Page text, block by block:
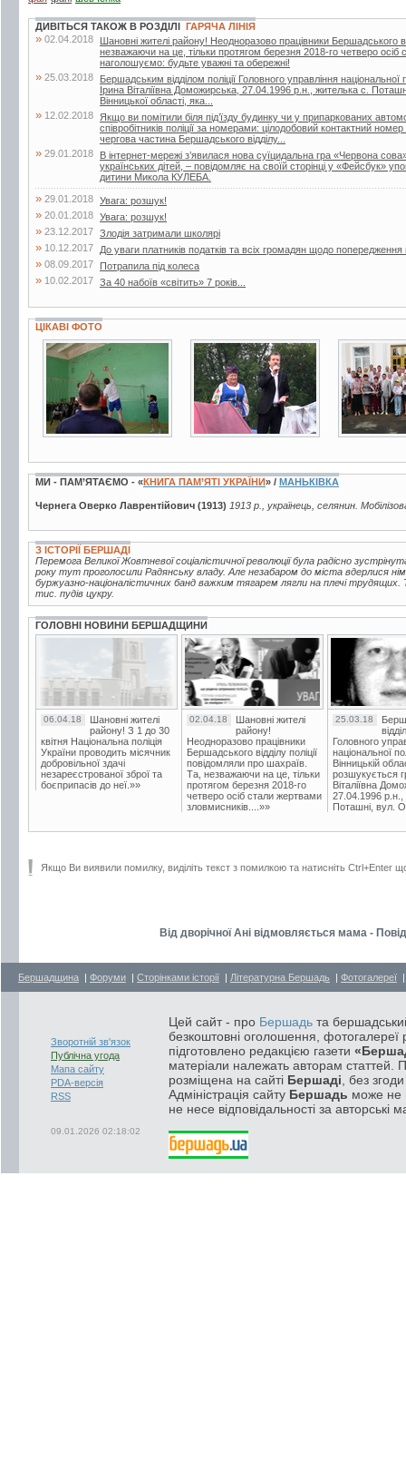
ДИВІТЬСЯ ТАКОЖ В РОЗДІЛІ ГАРЯЧА ЛІНІЯ
» 02.04.2018
Шановні жителі району! Неодноразово працівники Бершадського
незважаючи на це, тільки протягом березня 2018-го четверо
наголошуємо: будьте уважні та обережні!
» 25.03.2018
Бершадським відділом поліції Головного управління національної
Ірина Віталіївна Доможирська, 27.04.1996 р.н., жителька с.
Вінницької області, яка...
» 12.02.2018
Якщо ви помітили біля під’їзду будинку чи у припаркованих
співробітників поліції за номерами: цілодобовий контактний
чергова частина Бершадського відділу...
» 29.01.2018
В інтернет-мережі з’явилася нова суїцидальна гра «Червона
українських дітей, – повідомляє на своїй сторінці у «Фейсбук»
дитини Микола КУЛЕБА.
» 29.01.2018 Увага: розшук!
» 20.01.2018 Увага: розшук!
» 23.12.2017 Злодія затримали школярі
» 10.12.2017 До уваги платників податків та всіх громадян щодо
» 08.09.2017 Потрапила під колеса
» 10.02.2017 За 40 набоїв «світить» 7 років...
ЦІКАВІ ФОТО
5 фото 15 фото 6 фото
МИ - ПАМ’ЯТАЄМО - «КНИГА ПАМ’ЯТІ УКРАЇНИ» / МАНЬКІВКА
Чернега Оверко Лаврентійович (1913) 1913 р., українець, селянин.
З ІСТОРІЇ БЕРШАДІ
Перемога Великої Жовтневої соціалістичної революції була радісно
року тут проголосили Радянську владу. Але незабаром до міста вдерлися
буржуазно-націоналістичних банд важким тягарем лягли на плечі трудящих.
тис. пудів цукру.
ГОЛОВНІ НОВИНИ БЕРШАДЩИНИ
06.04.18
Шановні жителі
району! З 1 до 30
квітня Національна поліція
України проводить місячник
добровільної здачі
незареєстрованої зброї та
боєприпасів до неї.»»
02.04.18
Шановні жителі
району!
Неодноразово працівники
Бершадського відділу поліції
повідомляли про шахраїв.
Та, незважаючи на це, тільки
протягом березня 2018-го
четверо осіб стали жертвами
зловмисників....»»
25.03.18
Головного
національної
Вінницькій
розшукується
Віталіївна
27.04.1996 р.н.,
Поташні, вул.
Якщо Ви виявили помилку, виділіть текст з помилкою та натисніть Ctrl+Enter
Від дворічної Ані відмовляється мама -
Бершадщина | Форуми | Сторінками історії | Літературна Бершадь | Фотогалереї
Зворотній зв'язок
Публічна угода
Мапа сайту
PDA-версія
RSS
09.01.2026 02:18:02
Цей сайт - про Бершадь та
безкоштовні оголошення, фотогалереї
підготовлено редакцією газети
матеріали належать авторам статтей.
розміщена на сайті Бершаді , без
Адміністрація сайту Бершадь може не
не несе відповідальності за авторські